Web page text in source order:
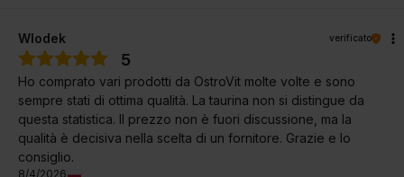
Wlodek verificato
5
Ho comprato vari prodotti da OstroVit molte volte e sono
sempre stati di ottima qualità. La taurina non si distingue da
questa statistica. Il prezzo non è fuori discussione, ma la
qualità è decisiva nella scelta di un fornitore. Grazie e lo
consiglio.
8/4/2026